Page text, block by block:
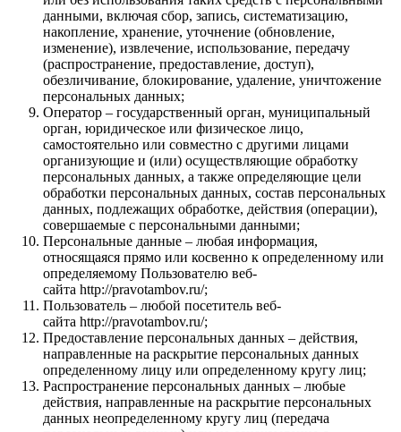
данными, включая сбор, запись, систематизацию,
накопление, хранение, уточнение (обновление,
изменение), извлечение, использование, передачу
(распространение, предоставление, доступ),
обезличивание, блокирование, удаление, уничтожение
персональных данных;
Оператор – государственный орган, муниципальный
орган, юридическое или физическое лицо,
самостоятельно или совместно с другими лицами
организующие и (или) осуществляющие обработку
персональных данных, а также определяющие цели
обработки персональных данных, состав персональных
данных, подлежащих обработке, действия (операции),
совершаемые с персональными данными;
Персональные данные – любая информация,
относящаяся прямо или косвенно к определенному или
определяемому Пользователю веб-
сайта http://pravotambov.ru/;
Пользователь – любой посетитель веб-
сайта http://pravotambov.ru/;
Предоставление персональных данных – действия,
направленные на раскрытие персональных данных
определенному лицу или определенному кругу лиц;
Распространение персональных данных – любые
действия, направленные на раскрытие персональных
данных неопределенному кругу лиц (передача